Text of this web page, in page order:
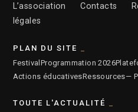
L’association
Contacts
légales
PLAN DU SITE
FestivalProgrammation 2026
Actions éducativesRessources—
TOUTE L'ACTUALITÉ